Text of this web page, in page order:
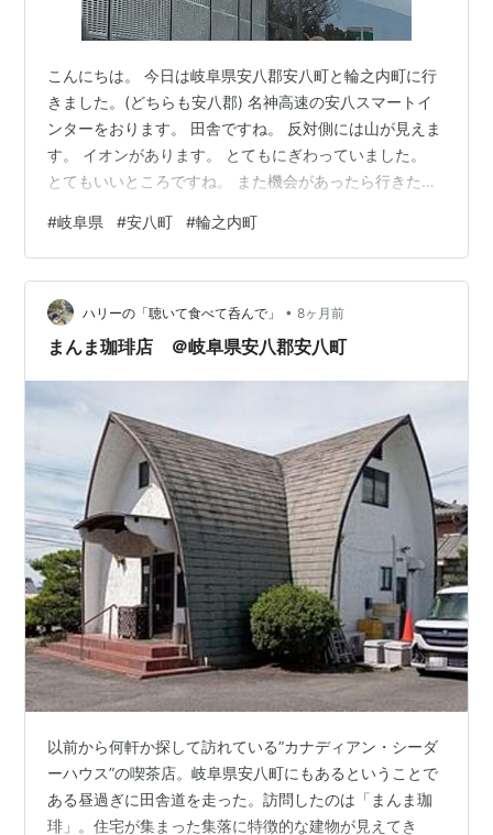
こんにちは。 今日は岐阜県安八郡安八町と輪之内町に行
きました。(どちらも安八郡) 名神高速の安八スマートイ
ンターをおります。 田舎ですね。 反対側には山が見えま
す。 イオンがあります。 とてもにぎわっていました。
とてもいいところですね。 また機会があったら行きたい
#岐阜県 #安八町 #輪之内町
ハリーの「聴いて食べて呑んで」 • 8ヶ月前
まんま珈琲店 ＠岐阜県安八郡安八町
以前から何軒か探して訪れている”カナディアン・シーダ
ーハウス”の喫茶店。岐阜県安八町にもあるということで
ある昼過ぎに田舎道を走った。訪問したのは「まんま珈
琲」。住宅が集まった集落に特徴的な建物が見えてき